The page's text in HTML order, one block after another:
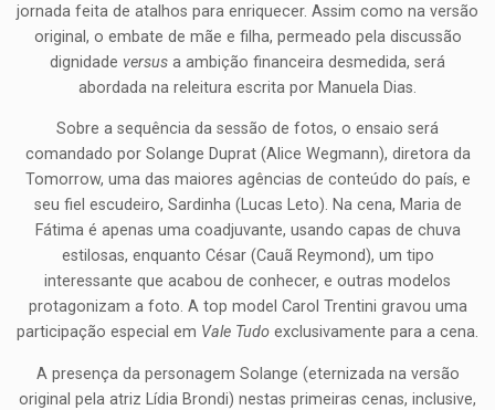
jornada feita de atalhos para enriquecer. Assim como na versão
original, o embate de mãe e filha, permeado pela discussão
dignidade versus a ambição financeira desmedida, será
abordada na releitura escrita por Manuela Dias.
Sobre a sequência da sessão de fotos, o ensaio será
comandado por Solange Duprat (Alice Wegmann), diretora da
Tomorrow, uma das maiores agências de conteúdo do país, e
seu fiel escudeiro, Sardinha (Lucas Leto). Na cena, Maria de
Fátima é apenas uma coadjuvante, usando capas de chuva
estilosas, enquanto César (Cauã Reymond), um tipo
interessante que acabou de conhecer, e outras modelos
protagonizam a foto. A top model Carol Trentini gravou uma
participação especial em Vale Tudo exclusivamente para a cena.
A presença da personagem Solange (eternizada na versão
original pela atriz Lídia Brondi) nestas primeiras cenas, inclusive,